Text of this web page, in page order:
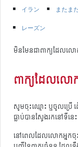
イラン
またま
レーズン
មិនមែនជាពាក្យដែលលោ
ពាក្យដែលលោក
សូមចុះឈ្មោះ ឬចូលប្រើ ដ
ធ្លាប់បានស្វែងរកនៅទីនេ
នៅពេលដែលលោកអ្នកចុ